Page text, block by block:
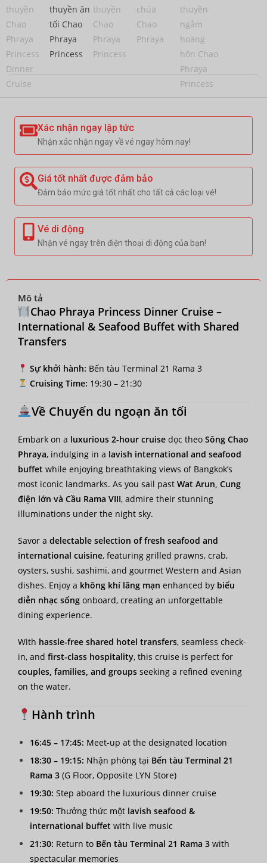
Xác nhận ngay lập tức
Nhận xác nhận ngay về vé ngay hôm nay!
Giá tốt nhất được đảm bảo
Đảm bảo mức giá tốt nhất cho tất cả các loại vé!
Vé di động
Nhận vé ngay trên điện thoại di động của bạn!
Mô tả
Chao Phraya Princess Dinner Cruise –
International & Seafood Buffet with Shared
Transfers
Sự khởi hành: Bến tàu Terminal 21 Rama 3
Cruising Time: 19:30 – 21:30
Về Chuyến du ngoạn ăn tối
Embark on a luxurious 2-hour cruise dọc theo Sông Chao
Phraya, indulging in a lavish international and seafood
buffet while enjoying breathtaking views of Bangkok’s
most iconic landmarks. As you sail past Wat Arun, Cung
điện lớn và Cầu Rama VIII, admire their stunning
illuminations under the night sky.
Savor a delectable selection of fresh seafood and
international cuisine, featuring grilled prawns, crab,
oysters, sushi, sashimi, and gourmet Western and Asian
dishes. Enjoy a không khí lãng mạn enhanced by biểu
diễn nhạc sống onboard, creating an unforgettable
dining experience.
With hassle-free shared hotel transfers, seamless check-
in, and first-class hospitality, this cruise is perfect for
couples, families, and groups seeking a refined evening
on the water.
Hành trình
16:45 – 17:45: Meet-up at the designated location
18:30 – 19:15: Nhận phòng tại Bến tàu Terminal 21
Rama 3 (G Floor, Opposite LYN Store)
19:30: Step aboard the luxurious dinner cruise
19:50: Thưởng thức một lavish seafood &
international buffet with live music
21:30: Return to Bến tàu Terminal 21 Rama 3 with
spectacular memories